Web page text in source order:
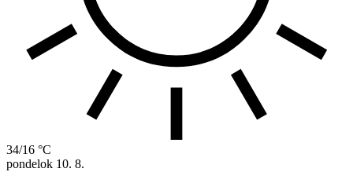
34/16 °C
pondelok 10. 8.